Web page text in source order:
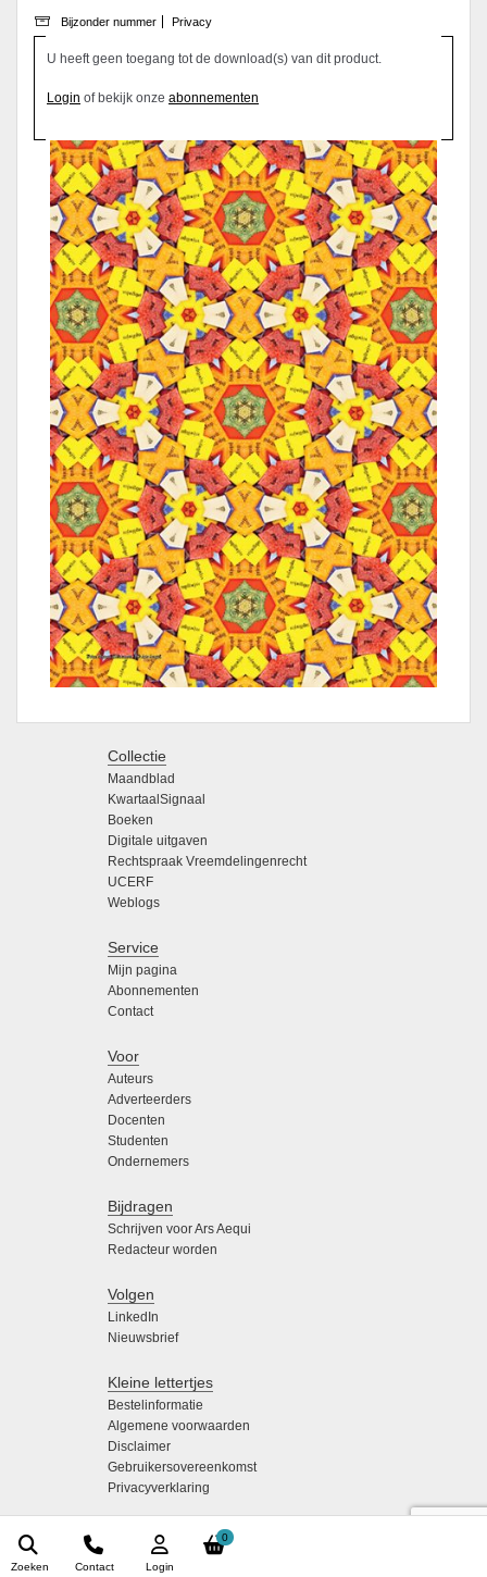
0
Login
Contact
Zoeken
Bijzonder nummer Privacy
U heeft geen toegang tot de download(s) van dit product.
Login of bekijk onze abonnementen
Collectie
Maandblad
KwartaalSignaal
Boeken
Digitale uitgaven
Rechtspraak Vreemdelingenrecht
UCERF
Weblogs
Service
Mijn pagina
Abonnementen
Contact
Voor
Auteurs
Adverteerders
Docenten
Studenten
Ondernemers
Bijdragen
Schrijven voor Ars Aequi
Redacteur worden
Volgen
LinkedIn
Nieuwsbrief
Kleine lettertjes
Bestelinformatie
Algemene voorwaarden
Disclaimer
Gebruikersovereenkomst
Privacyverklaring